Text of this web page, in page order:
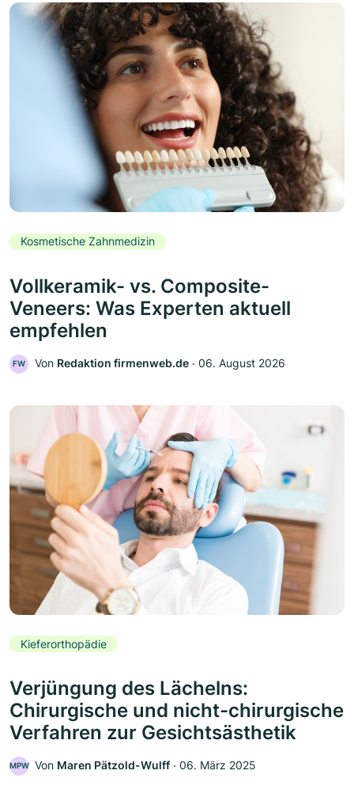
Kosmetische Zahnmedizin
Vollkeramik- vs. Composite-
Veneers: Was Experten aktuell
empfehlen
FW Von Redaktion firmenweb.de ‧ 06. August 2026
Kieferorthopädie
Verjüngung des Lächelns:
Chirurgische und nicht-chirurgische
Verfahren zur Gesichtsästhetik
MPW Von Maren Pätzold-Wulff ‧ 06. März 2025